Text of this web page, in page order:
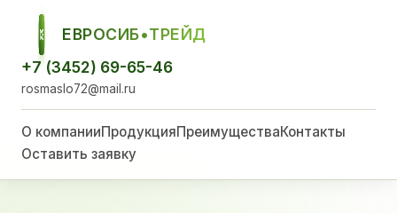
ЕСТ
ЕВРОСИБ•ТРЕЙД
+7 (3452) 69-65-46
rosmaslo72@mail.ru
О компанииПродукцияПреимуществаКонтакты
Оставить заявку